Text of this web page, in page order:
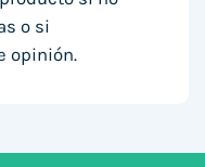
o si
opinión.